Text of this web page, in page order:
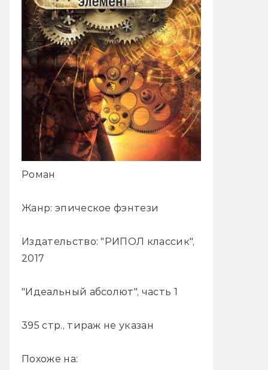
Роман
Жанр: эпическое фэнтези
Издательство: "РИПОЛ классик",
2017
"Идеальный абсолют", часть 1
395 стр., тираж не указан
Похоже на: